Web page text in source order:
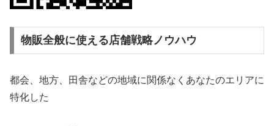
物販全般に使える店舗戦略ノウハウ
都会、地方、田舎などの地域に関係なくあなたのエリアに
特化した